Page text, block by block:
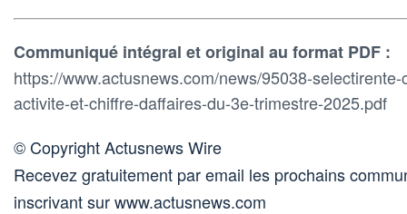
Communiqué intégral et original au format PDF :
https://www.actusnews.com/news/95038-
activite-et-chiffre-daffaires-du-3e-trimestre-2025.pdf
© Copyright Actusnews Wire
Recevez gratuitement par email les prochains
inscrivant sur www.actusnews.com